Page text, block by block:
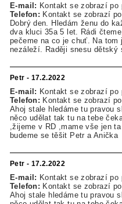
E-mail: Kontakt se zobrazí po
Telefon: Kontakt se zobrazí po
Dobrý den. Hledám ženu do
dva kluci 35a 5 let. Rádi
pečeme na co je chuť. Na
nezáleží. Raději snesu
Petr - 17.2.2022
E-mail: Kontakt se zobrazí po
Telefon: Kontakt se zobrazí po
Ahoj stale hledáme tu pravou
něco udělat tak tu na tebe
,žijeme v RD ,mame vše jen
budeme se těšit Petr a Anička
Petr - 17.2.2022
E-mail: Kontakt se zobrazí po
Telefon: Kontakt se zobrazí po
Ahoj stale hledáme tu pravou